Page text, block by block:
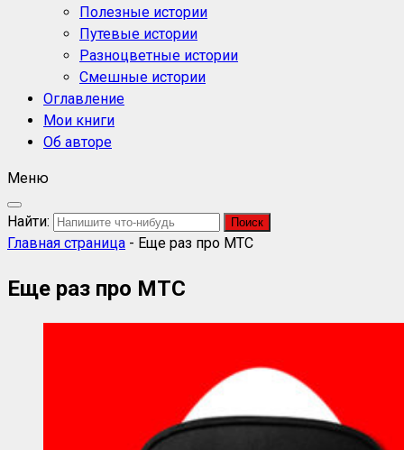
Полезные истории
Путевые истории
Разноцветные истории
Смешные истории
Оглавление
Мои книги
Об авторе
Меню
Найти:
Главная страница - Еще раз про МТС
Еще раз про МТС